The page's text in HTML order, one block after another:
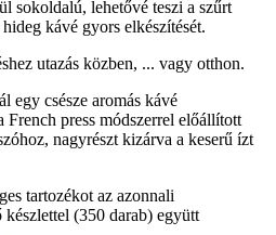
sokoldalú, lehetővé teszi a szűrt
kávé gyors elkészítését.
utazás közben, ... vagy otthon.
egy csésze aromás kávé
French press módszerrel előállított
nagyrészt kizárva a keserű ízt
tartozékot az azonnali
(350 darab) együtt